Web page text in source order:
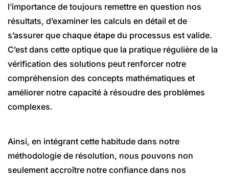
l’importance de toujours remettre en question nos
résultats, d’examiner les calculs en détail et de
s’assurer que chaque étape du processus est valide.
C’est dans cette optique que la pratique régulière de la
vérification des solutions peut renforcer notre
compréhension des concepts mathématiques et
améliorer notre capacité à résoudre des problèmes
complexes.
Ainsi, en intégrant cette habitude dans notre
méthodologie de résolution, nous pouvons non
seulement accroître notre confiance dans nos